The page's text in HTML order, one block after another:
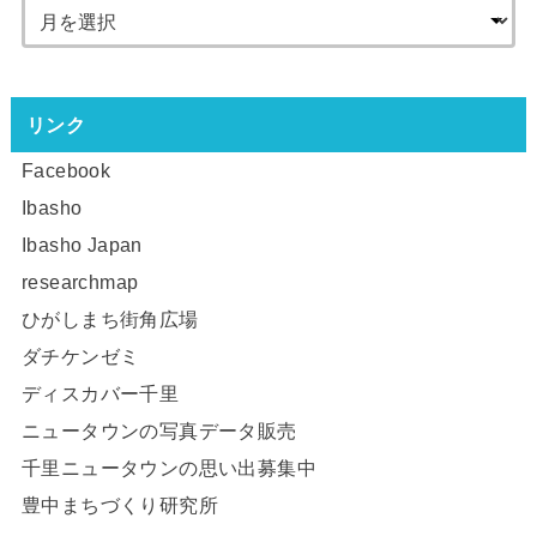
リンク
Facebook
Ibasho
Ibasho Japan
researchmap
ひがしまち街角広場
ダチケンゼミ
ディスカバー千里
ニュータウンの写真データ販売
千里ニュータウンの思い出募集中
豊中まちづくり研究所